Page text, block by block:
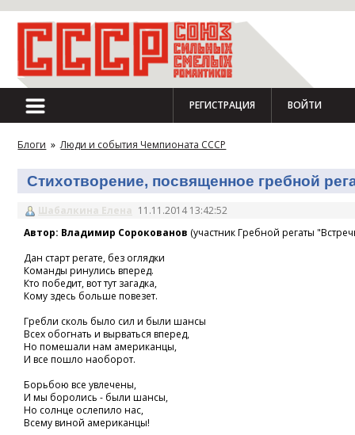
РЕГИСТРАЦИЯ ВОЙТИ
Блоги » Люди и события Чемпионата СССР
Стихотворение, посвященное гребной
Шабалкина Елена 11.11.2014 13:42:52
Автор: Владимир Сорокованов (участник Гребной регаты
Дан старт регате, без оглядки
Команды ринулись вперед.
Кто победит, вот тут загадка,
Кому здесь больше повезет.
Гребли сколь было сил и были шансы
Всех обогнать и вырваться вперед,
Но помешали нам американцы,
И все пошло наоборот.
Борьбою все увлечены,
И мы боролись - были шансы,
Но солнце ослепило нас,
Всему виной американцы!